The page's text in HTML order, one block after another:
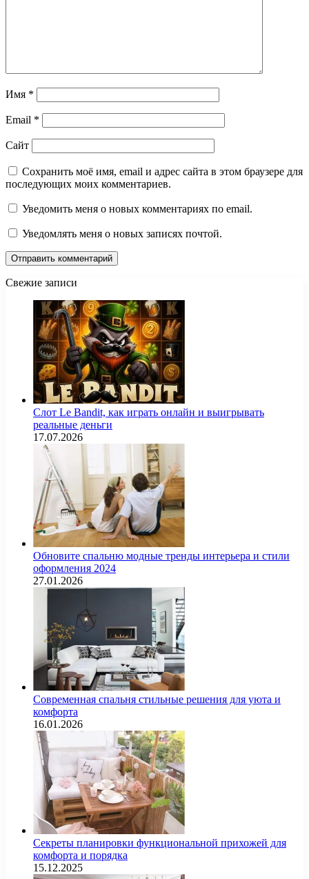
Имя *
Email *
Сайт
Сохранить моё имя, email и адрес сайта в этом браузере для
последующих моих комментариев.
Уведомить меня о новых комментариях по email.
Уведомлять меня о новых записях почтой.
Свежие записи
Слот Le Bandit, как играть онлайн и выигрывать
реальные деньги
17.07.2026
Обновите спальню модные тренды интерьера и стили
оформления 2024
27.01.2026
Современная спальня стильные решения для уюта и
комфорта
16.01.2026
Секреты планировки функциональной прихожей для
комфорта и порядка
15.12.2025